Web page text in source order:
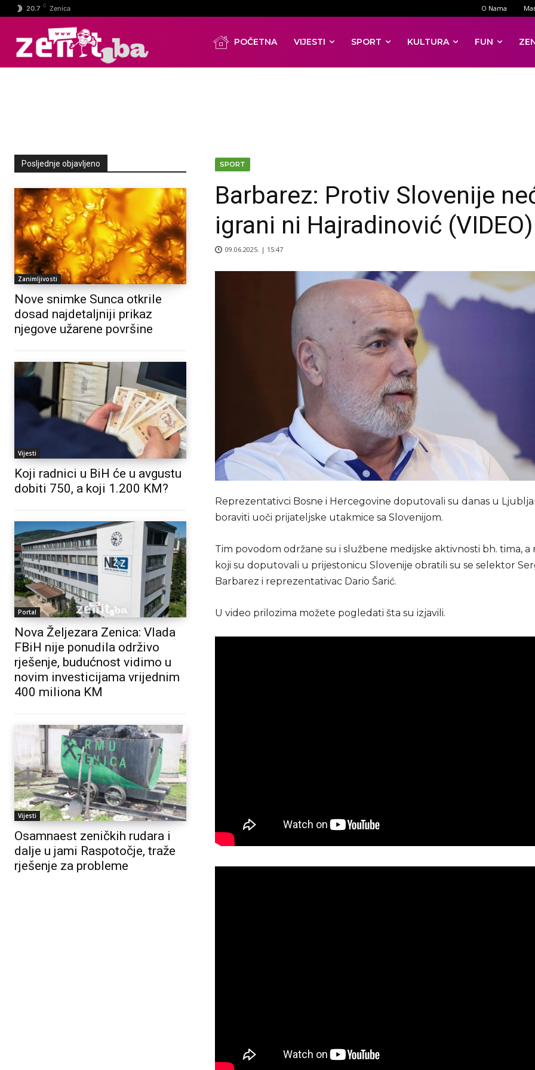
20.7 C Zenica O Nama
POČETNA VIJESTI SPORT KULTURA FUN
Posljednje objavljeno
Zanimljivosti
Nove snimke Sunca otkrile
dosad najdetaljniji prikaz
njegove užarene površine
Vijesti
Koji radnici u BiH će u avgustu
dobiti 750, a koji 1.200 KM?
Portal
Nova Željezara Zenica: Vlada
FBiH nije ponudila održivo
rješenje, budućnost vidimo u
novim investicijama vrijednim
400 miliona KM
Vijesti
Osamnaest zeničkih rudara i
dalje u jami Raspotočje, traže
rješenje za probleme
SPORT
Barbarez: Protiv Slovenije
igrani ni Hajradinović (VIDEO)
09.06.2025. | 15:47
Reprezentativci Bosne i Hercegovine doputovali su danas u
boraviti uoči prijateljske utakmice sa Slovenijom.
Tim povodom održane su i službene medijske aktivnosti bh. tima, a
koji su doputovali u prijestonicu Slovenije obratili su se selektor
Barbarez i reprezentativac Dario Šarić.
U video prilozima možete pogledati šta su izjavili.